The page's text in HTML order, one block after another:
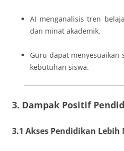
AI menganalisis tren
dan minat akademik.
Guru dapat menyesuaikan
kebutuhan siswa.
3. Dampak Positif
3.1 Akses Pendidikan Lebih